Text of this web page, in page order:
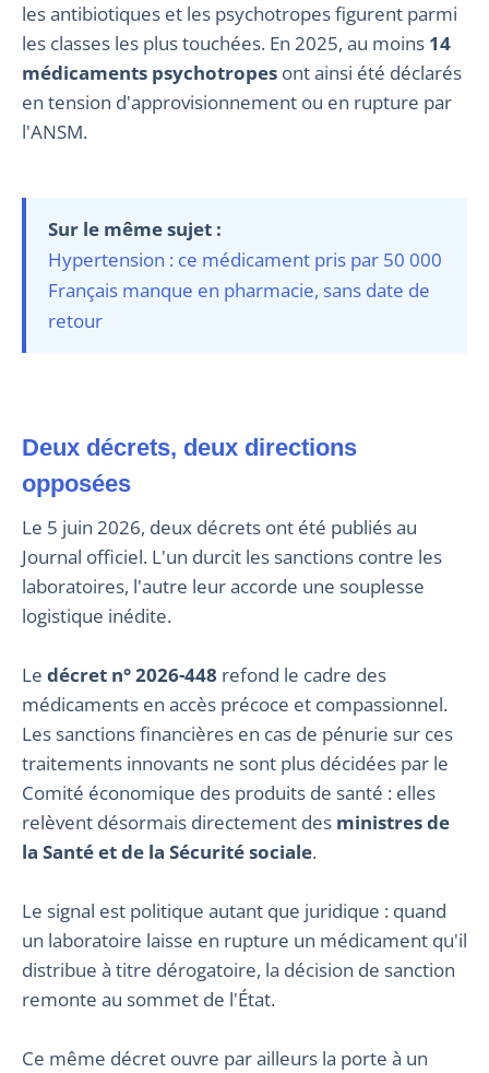
les antibiotiques et les psychotropes figurent parmi
les classes les plus touchées. En 2025, au moins 14
médicaments psychotropes ont ainsi été déclarés
en tension d'approvisionnement ou en rupture par
l'ANSM.
Sur le même sujet :
Hypertension : ce médicament pris par 50 000
Français manque en pharmacie, sans date de
retour
Deux décrets, deux directions
opposées
Le 5 juin 2026, deux décrets ont été publiés au
Journal officiel. L'un durcit les sanctions contre les
laboratoires, l'autre leur accorde une souplesse
logistique inédite.
Le décret n° 2026-448 refond le cadre des
médicaments en accès précoce et compassionnel.
Les sanctions financières en cas de pénurie sur ces
traitements innovants ne sont plus décidées par le
Comité économique des produits de santé : elles
relèvent désormais directement des ministres de
la Santé et de la Sécurité sociale.
Le signal est politique autant que juridique : quand
un laboratoire laisse en rupture un médicament qu'il
distribue à titre dérogatoire, la décision de sanction
remonte au sommet de l'État.
Ce même décret ouvre par ailleurs la porte à un